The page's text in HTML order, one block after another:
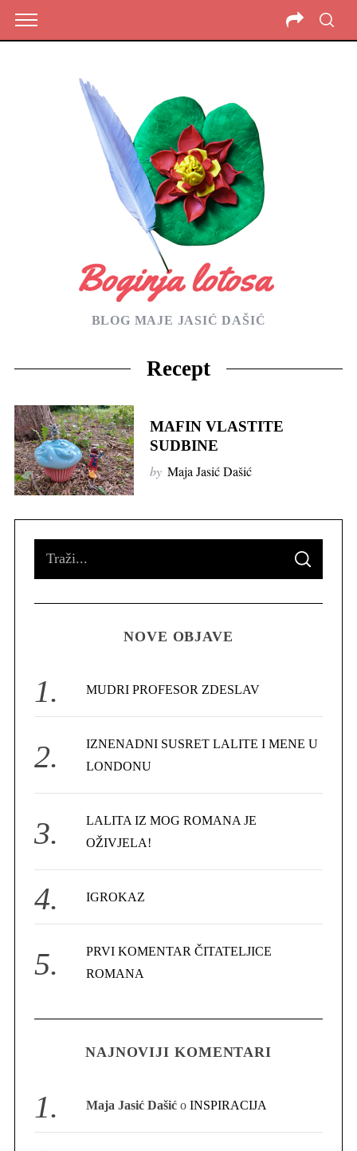
BLOG MAJE JASIĆ DAŠIĆ
Recept
MAFIN VLASTITE
SUDBINE
by Maja Jasić Dašić
o
S
A
C
NOVE OBJAVE
MUDRI PROFESOR ZDESLAV
IZNENADNI SUSRET LALITE I MENE U
LONDONU
LALITA IZ MOG ROMANA JE
OŽIVJELA!
IGROKAZ
PRVI KOMENTAR ČITATELJICE
ROMANA
NAJNOVIJI KOMENTARI
Maja Jasić Dašić oINSPIRACIJA
e
a